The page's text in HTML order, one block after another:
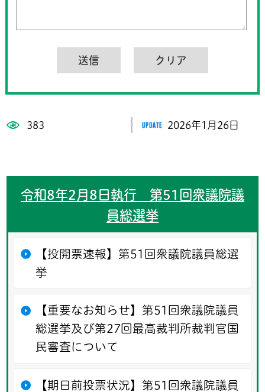
383 2026年1月26日
令和8年2月8日執行 第51回衆議院議
員総選挙
【投開票速報】第51回衆議院議員総選
挙
【重要なお知らせ】第51回衆議院議員
総選挙及び第27回最高裁判所裁判官国
民審査について
【期日前投票状況】第51回衆議院議員